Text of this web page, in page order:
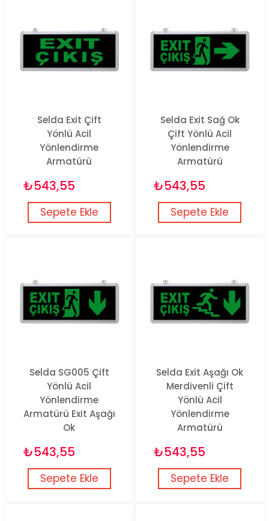
Selda Exit Çift
Yönlü Acil
Yönlendirme
Armatürü
₺543,55
Sepete Ekle
Selda Exit Sağ Ok
Çift Yönlü Acil
Yönlendirme
Armatürü
₺543,55
Sepete Ekle
Selda SG005 Çift
Yönlü Acil
Yönlendirme
Armatürü Exit Aşağı
Ok
₺543,55
Sepete Ekle
Selda Exit Aşağı Ok
Merdivenli Çift
Yönlü Acil
Yönlendirme
Armatürü
₺543,55
Sepete Ekle